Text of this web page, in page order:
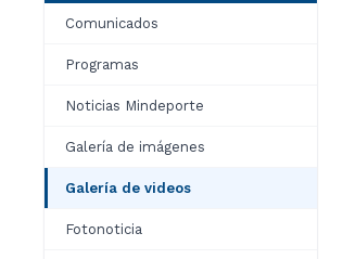
Comunicados
Programas
Noticias Mindeporte
Galería de imágenes
Galería de videos
Fotonoticia